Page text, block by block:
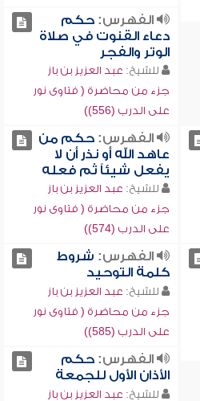
الفهرس:حكم
دعاء القنوت في صلاة
الوتر والفجر
للشيخ: عبد العزيز بن باز
جزء من محاضرة ( فتاوى نور
على الدرب (556))
الفهرس:حكم من
عاهد الله أو نذر أن لا
يفعل شيئاً ثم فعله
للشيخ: عبد العزيز بن باز
جزء من محاضرة ( فتاوى نور
على الدرب (574))
الفهرس: شروط
كلمة التوحيد
للشيخ: عبد العزيز بن باز
جزء من محاضرة ( فتاوى نور
على الدرب (585))
الفهرس:حكم
الأذان الأول للجمعة
للشيخ: عبد العزيز بن باز